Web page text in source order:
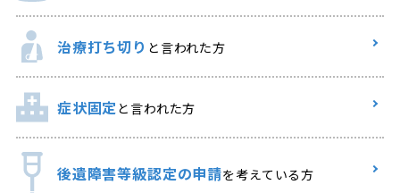
治療打ち切り と言われた方
症状固定 と言われた方
後遺障害等級認定の申請を考えている方